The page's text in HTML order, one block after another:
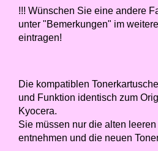
!!! Wünschen Sie eine andere
unter "Bemerkungen" im
eintragen!
Die kompatiblen
und Funktion identisch zum
Kyocera.
Sie müssen nur die alten
entnehmen und die neuen